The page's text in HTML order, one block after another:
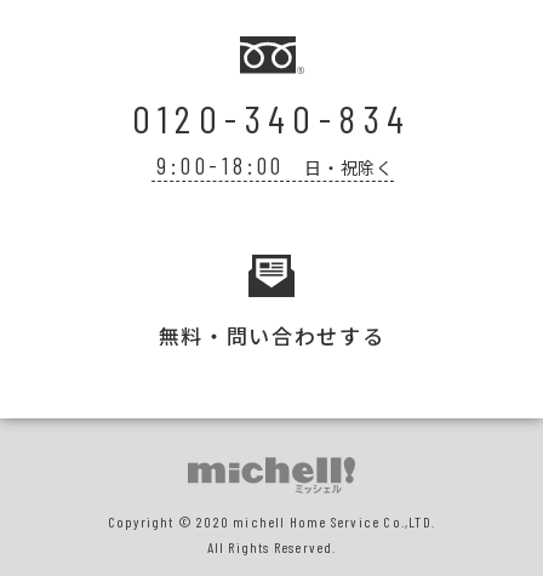
0120-340-834
9:00-18:00 日・祝除く
無料・問い合わせする
Copyright © 2020 michell Home Service Co.,LTD.
All Rights Reserved.